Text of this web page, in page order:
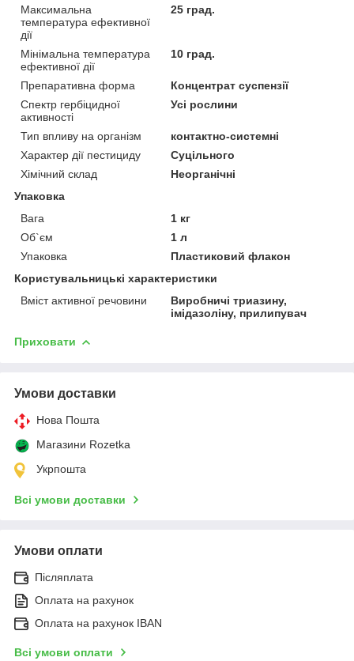
Максимальна
температура ефективної
дії
25 град.
Мінімальна температура
ефективної дії
10 град.
Препаративна форма
Концентрат суспензії
Спектр гербіцидної
активності
Усі рослини
Тип впливу на організм
контактно-системні
Характер дії пестициду
Суцільного
Хімічний склад
Неорганічні
Упаковка
Вага
1 кг
Об`єм
1 л
Упаковка
Пластиковий флакон
Користувальницькі характеристики
Вміст активної речовини
Виробничі триазину,
імідазоліну, прилипувач
Приховати
Умови доставки
Нова Пошта
Магазини Rozetka
Укрпошта
Всі умови доставки
Умови оплати
Післяплата
Оплата на рахунок
Оплата на рахунок IBAN
Всі умови оплати